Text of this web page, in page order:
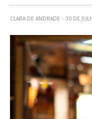
CLARA DE ANDRADE 30 DE